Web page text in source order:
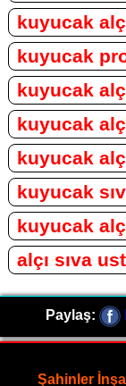
kuyucak
kuyucak
kuyucak
kuyucak
kuyucak
kuyucak
kuyucak
alçı sıva
Paylaş:
Şahinler